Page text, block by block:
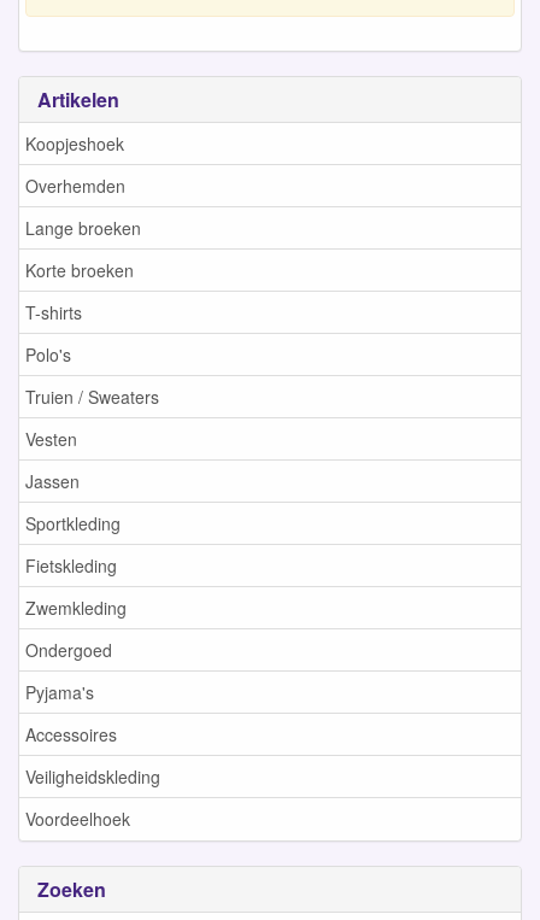
Artikelen
Koopjeshoek
Overhemden
Lange broeken
Korte broeken
T-shirts
Polo's
Truien / Sweaters
Vesten
Jassen
Sportkleding
Fietskleding
Zwemkleding
Ondergoed
Pyjama's
Accessoires
Veiligheidskleding
Voordeelhoek
Zoeken